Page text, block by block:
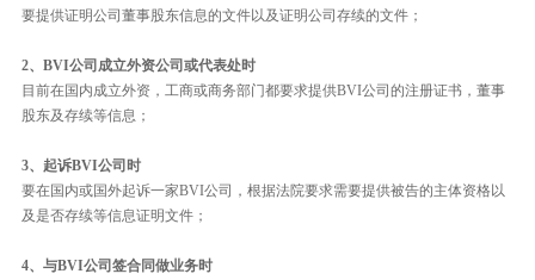
要提供证明公司董事股东信息的文件以及证明公司存续的文件；
2、BVI公司成立外资公司或代表处时
目前在国内成立外资，工商或商务部门都要求提供BVI公司的注册证书，董事
股东及存续等信息；
3、起诉BVI公司时
要在国内或国外起诉一家BVI公司，根据法院要求需要提供被告的主体资格以
及是否存续等信息证明文件；
4、与BVI公司签合同做业务时